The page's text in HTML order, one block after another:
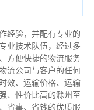
经验，并配有专业的
业技术队伍，经过多
方便快捷的物流服务
流公司与客户的任何
效、运输价格、运输
、性价比高的滁州至
省事、省钱的优质服